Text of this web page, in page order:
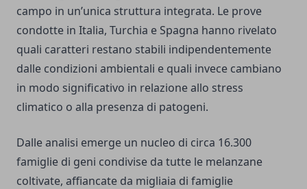
campo in un’unica struttura integrata. Le prove
condotte in Italia, Turchia e Spagna hanno rivelato
quali caratteri restano stabili indipendentemente
dalle condizioni ambientali e quali invece cambiano
in modo significativo in relazione allo stress
climatico o alla presenza di patogeni.
Dalle analisi emerge un nucleo di circa 16.300
famiglie di geni condivise da tutte le melanzane
coltivate, affiancate da migliaia di famiglie